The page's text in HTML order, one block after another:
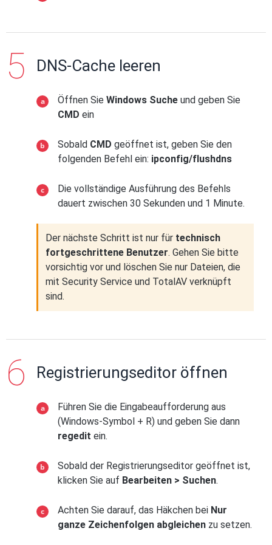
DNS-Cache leeren
Öffnen Sie Windows Suche und geben Sie
CMD ein
Sobald CMD geöffnet ist, geben Sie den
folgenden Befehl ein: ipconfig/flushdns
Die vollständige Ausführung des Befehls
dauert zwischen 30 Sekunden und 1 Minute.
Der nächste Schritt ist nur für technisch
fortgeschrittene Benutzer. Gehen Sie bitte
vorsichtig vor und löschen Sie nur Dateien, die
mit Security Service und TotalAV verknüpft
sind.
Registrierungseditor öffnen
Führen Sie die Eingabeaufforderung aus
(Windows-Symbol + R) und geben Sie dann
regedit ein.
Sobald der Registrierungseditor geöffnet ist,
klicken Sie auf Bearbeiten > Suchen.
Achten Sie darauf, das Häkchen bei Nur
ganze Zeichenfolgen abgleichen zu setzen.